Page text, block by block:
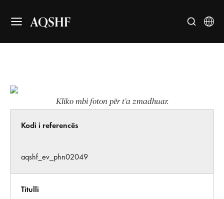
AQSHF
Kliko mbi foton për t’a zmadhuar.
Kodi i referencës
aqshf_ev_phn02049
Titulli